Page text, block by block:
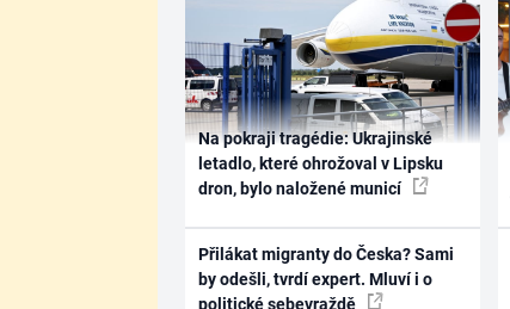
Na pokraji tragédie: Ukrajinské
letadlo, které ohrožoval v Lipsku
dron, bylo naložené municí
Přilákat migranty do Česka? Sami
by odešli, tvrdí expert. Mluví i o
politické sebevraždě